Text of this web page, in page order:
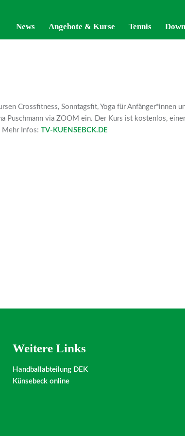
News Angebote & Kurse Tennis
News Angebote & Kurse Tennis
Crossfitness, Sonntagsfit, Yoga für Anfänger*innen
Puschmann via ZOOM ein. Der Kurs ist kostenlos,
Mehr Infos: TV-KUENSEBCK.DE
Weitere Links
Handballabteilung DEK
Künsebeck online